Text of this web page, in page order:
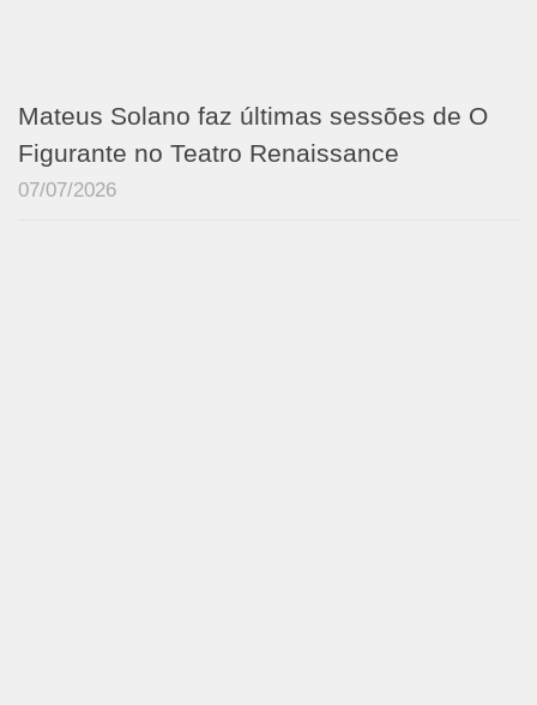
Mateus Solano faz últimas sessões de O
Figurante no Teatro Renaissance
07/07/2026